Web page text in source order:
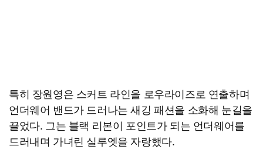
특히 장원영은 스커트 라인을 로우라이즈로 연출하며
언더웨어 밴드가 드러나는 새깅 패션을 소화해 눈길을
끌었다. 그는 블랙 리본이 포인트가 되는 언더웨어를
드러내며 가녀린 실루엣을 자랑했다.